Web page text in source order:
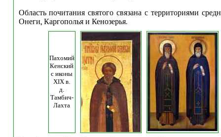
Область почитания святого связана с территориями
Онеги, Каргополья и Кенозерья.
Пахомий
Кенский
с иконы
XIX в.
д.
Тамбич-
Лахта